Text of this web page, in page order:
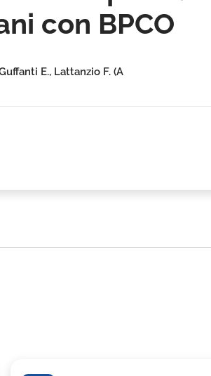
con BPCO
E., Lattanzio F. (A